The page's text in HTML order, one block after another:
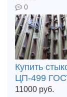
0
Купить
ЦП-499
11000 руб.